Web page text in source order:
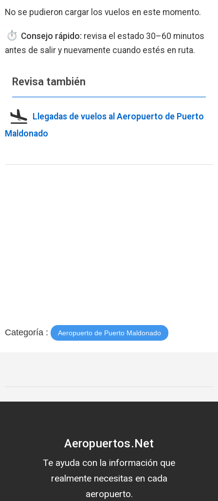
No se pudieron cargar los vuelos en este momento.
Consejo rápido: revisa el estado 30–60 minutos
antes de salir y nuevamente cuando estés en ruta.
Revisa también
Llegadas de vuelos al Aeropuerto de Puerto
Maldonado
Categoría : Aeropuerto de Puerto Maldonado
Aeropuertos.Net
Te ayuda con la información que
realmente necesitas en cada
aeropuerto.